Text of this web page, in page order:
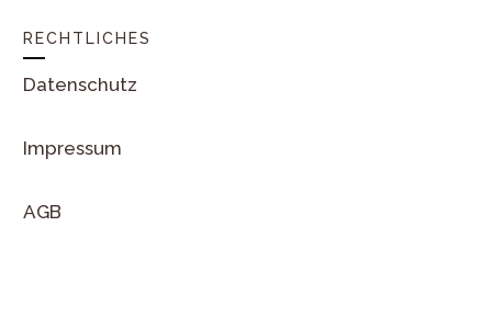
RECHTLICHES
Datenschutz
Impressum
AGB